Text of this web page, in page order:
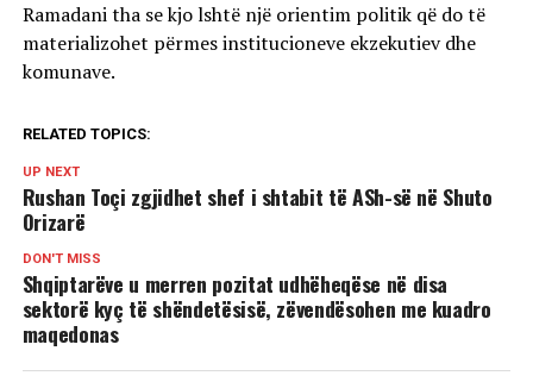
Ramadani tha se kjo lshtë një orientim politik që do të
materializohet përmes institucioneve ekzekutiev dhe
komunave.
RELATED TOPICS:
UP NEXT
Rushan Toçi zgjidhet shef i shtabit të ASh-së në Shuto
Orizarë
DON'T MISS
Shqiptarëve u merren pozitat udhëheqëse në disa
sektorë kyç të shëndetësisë, zëvendësohen me kuadro
maqedonas